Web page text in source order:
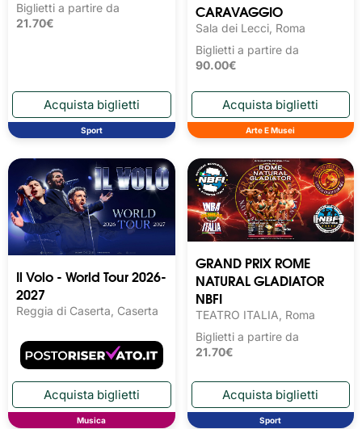
Biglietti a partire da
21.70€
Sport
CARAVAGGIO
Sala dei Lecci, Roma
Biglietti a partire da
90.00€
Arte E Musei
Il Volo - World Tour 2026-
2027
Reggia di Caserta, Caserta
Musica
GRAND PRIX ROME
NATURAL GLADIATOR
NBFI
TEATRO ITALIA, Roma
Biglietti a partire da
21.70€
Sport